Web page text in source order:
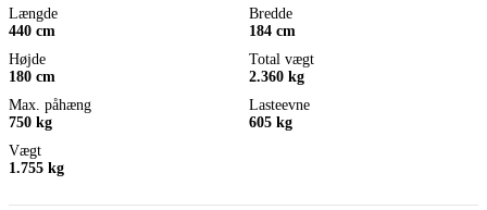
Længde
440 cm
Bredde
184 cm
Højde
180 cm
Total vægt
2.360 kg
Max. påhæng
750 kg
Lasteevne
605 kg
Vægt
1.755 kg